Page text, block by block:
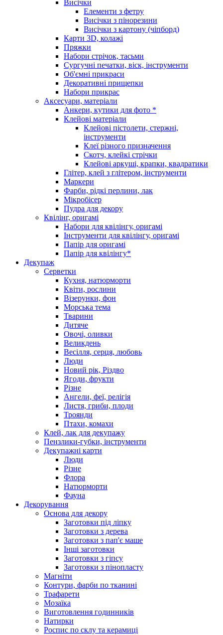
Висічки
Елементи з фетру
Висічки з пінорезини
Висічки з картону (чіпборд)
Карти 3D, колажі
Пряжки
Набори стрічок, тасьми
Сургучні печатки, віск, інструменти
Об'ємні прикраси
Декоративні прищепки
Набори прикрас
Аксесуари, матеріали
Анкери, кутики для фото *
Клейові матеріали
Клейові пістолети, стержні,
інструменти
Клеї різного призначення
Скотч, клейкі стрічки
Клейові аркуші, крапки, квадратики
Глітер, клей з глітером, інструменти
Маркери
Фарби, рідкі перлини, лак
Мікробісер
Пудра для декору
Квілінг, оригамі
Набори для квілінгу, оригамі
Інструменти для квілінгу, оригамі
Папір для оригамі
Папір для квілінгу*
Декупаж
Серветки
Кухня, натюрморти
Квіти, рослини
Візерунки, фон
Морська тема
Тварини
Дитяче
Овочі, оливки
Великдень
Весілля, серця, любовь
Люди
Новий рік, Різдво
Ягоди, фрукти
Різне
Ангели, феї, релігія
Листя, гриби, плоди
Троянди
Птахи, комахи
Клей, лак для декупажу
Пензлики-губки, інструменти
Декупажні карти
Люди
Різне
Флора
Натюрморти
Фауна
Декорування
Основа для декору
Заготовки під ліпку
Заготовки з дерева
Заготовки з пап'є маше
Інші заготовки
Заготовки з гіпсу
Заготовки з пінопласту
Магніти
Контури, фарби по тканині
Трафарети
Мозаїка
Виготовлення годинників
Натирки
Роспис по склу та керамиці